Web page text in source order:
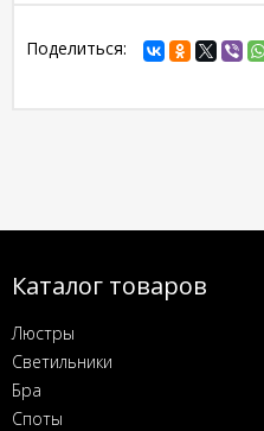
Поделиться:
Каталог товаров
Люстры
Светильники
Бра
Споты